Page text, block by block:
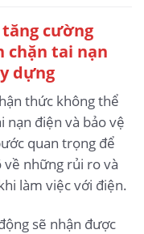
cường
chặn tai nạn
dựng
thức không thể
nạn điện và bảo vệ
quan trọng để
về những rủi ro và
làm việc với điện.
sẽ nhận được